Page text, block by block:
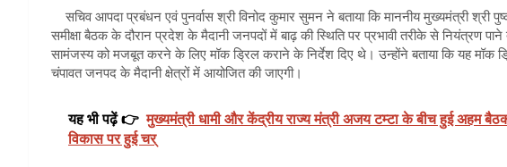
सचिव आपदा प्रबंधन एवं पुनर्वास श्री विनोद कुमार सुमन ने बताया कि माननीय मुख्यमंत्री श्री
समीक्षा बैठक के दौरान प्रदेश के मैदानी जनपदों में बाढ़ की स्थिति पर प्रभावी तरीके से नियंत्रण
सामंजस्य को मजबूत करने के लिए मॉक ड्रिल कराने के निर्देश दिए थे। उन्होंने बताया कि यह मॉक
चंपावत जनपद के मैदानी क्षेत्रों में आयोजित की जाएगी।
यह भी पढ़ें 👉 मुख्यमंत्री धामी और केंद्रीय राज्य मंत्री अजय टम्टा के बीच हुई अहम
विकास पर हुई चर्